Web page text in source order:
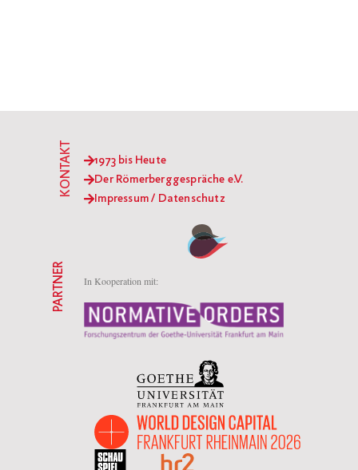
1973 bis Heute
Der Römerberggespräche e.V.
Impressum / Datenschutz
KONTAKT
In Kooperation mit:
PARTNER